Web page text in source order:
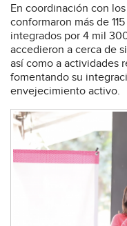
En coordinación con
conformaron más de
integrados por 4 mil
accedieron a cerca de
así como a actividades
fomentando su
envejecimiento activo.